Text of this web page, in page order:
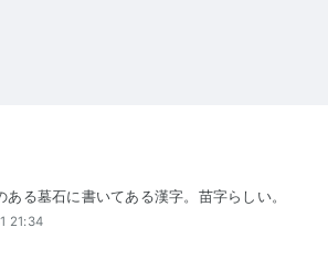
ある墓石に書いてある漢字。苗字らしい。
21:34